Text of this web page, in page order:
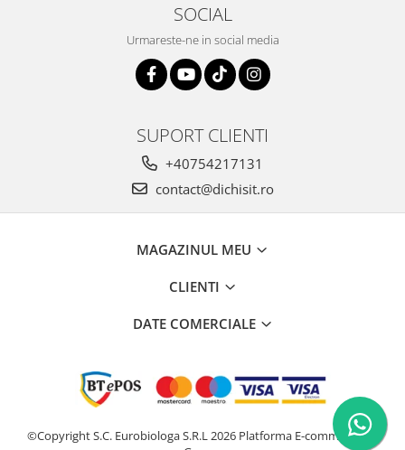
SOCIAL
Urmareste-ne in social media
SUPORT CLIENTI
+40754217131
contact@dichisit.ro
MAGAZINUL MEU
CLIENTI
DATE COMERCIALE
©Copyright S.C. Eurobiologa S.R.L 2026 Platforma E-commerce by